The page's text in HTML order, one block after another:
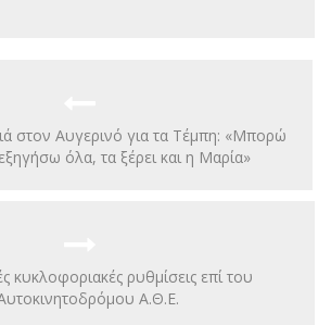
στον Αυγερινό για τα Τέμπη: «Μπορώ
όλα, τα ξέρει και η Μαρία»
κυκλοφοριακές ρυθμίσεις επί του
Α.Θ.Ε.